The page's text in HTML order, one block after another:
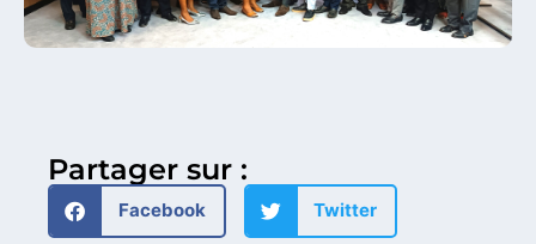
Partager sur :
Facebook Twitter